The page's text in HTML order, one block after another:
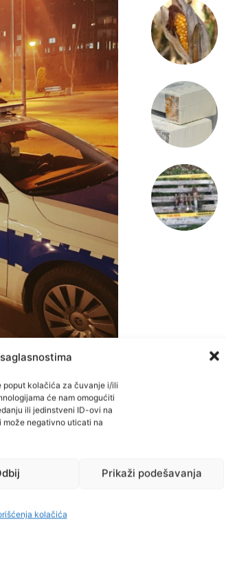
poput kolačića za čuvanje i/ili
će nam omogućiti
ili jedinstveni ID-ovi na
negativno uticati na
Prikaži podešavanja
kolačića
sa područja opštine
od 2,42 g/kg.
saobraćaja